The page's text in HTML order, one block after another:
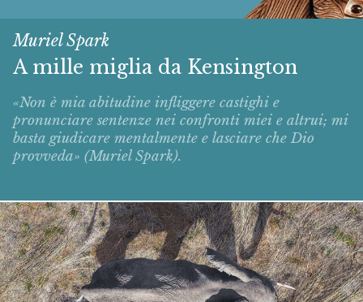
Muriel Spark
A mille miglia da Kensington
«Non è mia abitudine infliggere castighi e
pronunciare sentenze nei confronti miei e altrui; mi
basta giudicare mentalmente e lasciare che Dio
provveda» (Muriel Spark).